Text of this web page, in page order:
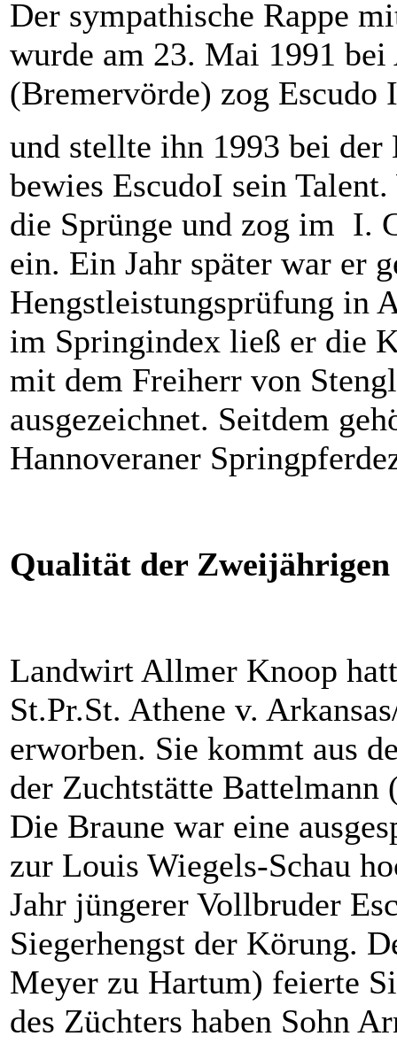
Der sympathische Rappe
wurde am 23. Mai 1991
(Bremervörde) zog Escudo
und stellte ihn 1993 bei
bewies EscudoI sein
die Sprünge und zog im I.
ein. Ein Jahr später war er
Hengstleistungsprüfung in
im Springindex ließ er die
mit dem Freiherr von
ausgezeichnet. Seitdem
Hannoveraner
Qualität der
Landwirt Allmer Knoop
St.Pr.St. Athene v.
erworben. Sie kommt aus
der Zuchtstätte Battelmann
Die Braune war eine
zur Louis Wiegels-Schau
Jahr jüngerer Vollbruder
Siegerhengst der Körung.
Meyer zu Hartum) feierte
des Züchters haben Sohn